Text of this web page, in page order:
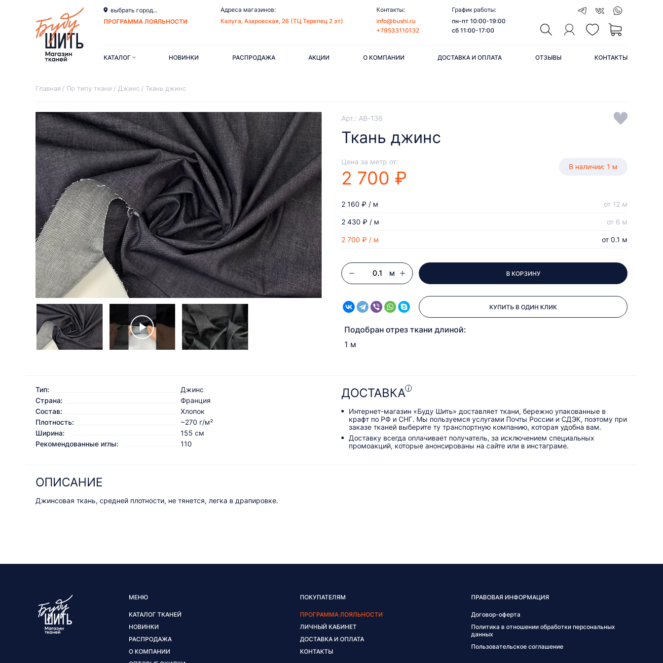
выбрать город...
ПРОГРАММА ЛОЯЛЬНОСТИ
Адреса магазинов:
Калуга, Азаровская, 26 (ТЦ Терепец 2 эт)
Контакты:
info@bushi.ru
+79533110132
График работы:
пн-пт 10:00-19:00
сб 11:00-17:00
КАТАЛОГ НОВИНКИ РАСПРОДАЖА АКЦИИ О КОМПАНИИ ДОСТАВКА И ОПЛАТА ОТЗЫВЫ КОНТАКТЫ
Главная По типу ткани Джинс Ткань джинс
Арт.: AB-136
Ткань джинс
Цена за метр от:
2 700 ₽
В наличии: 1 м
2 700 ₽ / м от 0.1 м
2 430 ₽ / м от 6 м
2 160 ₽ / м от 12 м
м В КОРЗИНУ
КУПИТЬ В ОДИН КЛИК
Подобран отрез ткани длиной:
1 м
Тип:
Джинс
Страна:
Франция
Состав:
Хлопок
Плотность:
~270 г/м²
Ширина:
155 см
Рекомендованные иглы:
110
ДОСТАВКА
Интернет-магазин «Буду Шить» доставляет ткани, бережно упакованные в
крафт по РФ и СНГ. Мы пользуемся услугами Почты России и СДЭК, поэтому при
заказе тканей выберите ту транспортную компанию, которая удобна вам.
Доставку всегда оплачивает получатель, за исключением специальных
промоакций, которые анонсированы на сайте или в инстаграме.
ОПИСАНИЕ
Джинсовая ткань, средней плотности, не тянется, легка в драпировке.
МЕНЮ
КАТАЛОГ ТКАНЕЙ
НОВИНКИ
РАСПРОДАЖА
О КОМПАНИИ
ПОКУПАТЕЛЯМ
ПРОГРАММА ЛОЯЛЬНОСТИ
ЛИЧНЫЙ КАБИНЕТ
ДОСТАВКА И ОПЛАТА
КОНТАКТЫ
ПРАВОВАЯ ИНФОРМАЦИЯ
Договор-оферта
Политика в отношении обработки персональных
данных
Пользовательское соглашение